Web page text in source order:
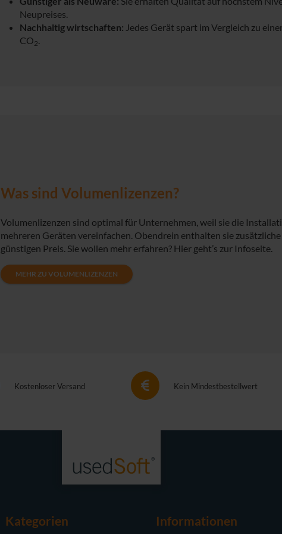
Neupreises.
Nachhaltig wirtschaften: Jedes Gerät spart im Vergleich zu
CO2.
Was sind Volumenlizenzen?
Volumenlizenzen sind optimal für Unternehmen, weil sie die
mehreren Geräten vereinfachen. Obendrein enthalten sie
günstigen Preis. Sie wollen mehr erfahren? Hier geht’s zur Infoseite.
MEHR ZU VOLUMENLIZENZEN
Kostenloser Versand Kein Mindestbestellwert
Kategorien Informationen